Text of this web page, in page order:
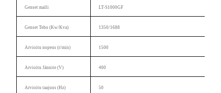
Genset malli LT-S1000GF
Genset Teho (Kw/Kva) 1350/1688
Arvioitu nopeus (r/min) 1500
Arvioitu Jännite (V) 400
Arvioitu taajuus (Hz) 50